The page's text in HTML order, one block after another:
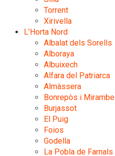
Torrent
Xirivella
L’Horta Nord
Albalat dels Sorells
Alboraya
Albuixech
Alfara del Patriarca
Almàssera
Bonrepòs i Mirambell
Burjassot
El Puig
Foios
Godella
La Pobla de Farnals